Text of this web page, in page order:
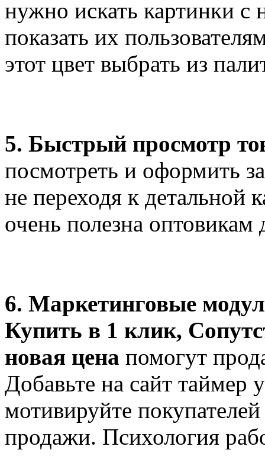
нужно искать картинки
показать их
этот цвет выбрать из
5. Быстрый просмотр
посмотреть и оформить
не переходя к детальной
очень полезна
6. Маркетинговые
Купить в 1 клик,
новая цена помогут
Добавьте на сайт таймер
мотивируйте
продажи. Психология